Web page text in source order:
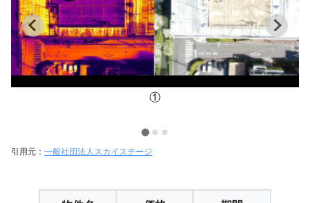
①
引用元： 一般社団法人スカイステージ